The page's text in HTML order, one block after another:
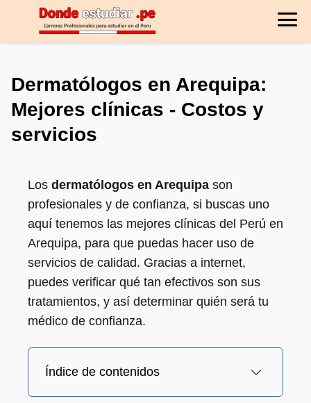
Dermatólogos en Arequipa:
Mejores clínicas - Costos y
servicios
Los dermatólogos en Arequipa son
profesionales y de confianza, si buscas uno
aquí tenemos las mejores clínicas del Perú en
Arequipa, para que puedas hacer uso de
servicios de calidad. Gracias a internet,
puedes verificar qué tan efectivos son sus
tratamientos, y así determinar quién será tu
médico de confianza.
Índice de contenidos